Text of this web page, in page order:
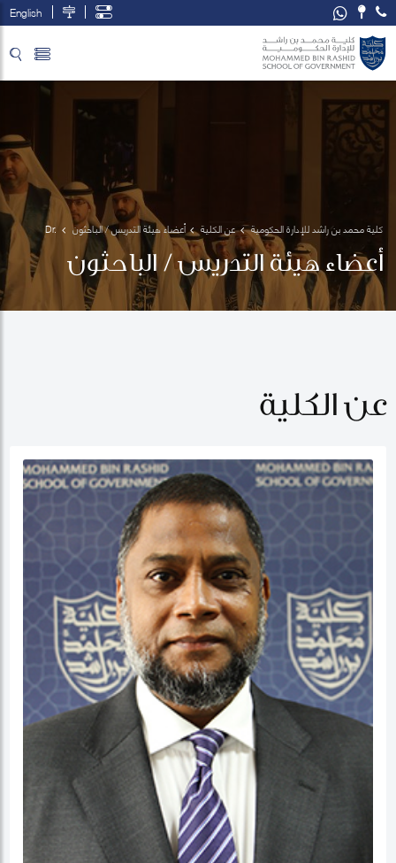
English
كلية محمد بن راشد للإدارة الحكومية عن الكلية أعضاء هيئة التدريس / الباحثون
Dr.
Mohammad
Rahman
أعضاء هيئة التدريس / الباحثون
عن الكلية